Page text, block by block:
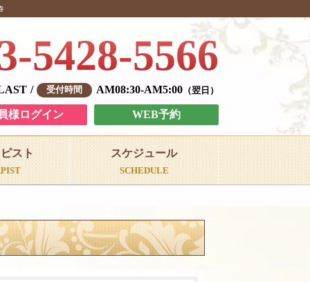
5428-5566
AM08:30-AM5:00 翌日
様ログイン WEB予約
スト スケジュール
SCHEDULE